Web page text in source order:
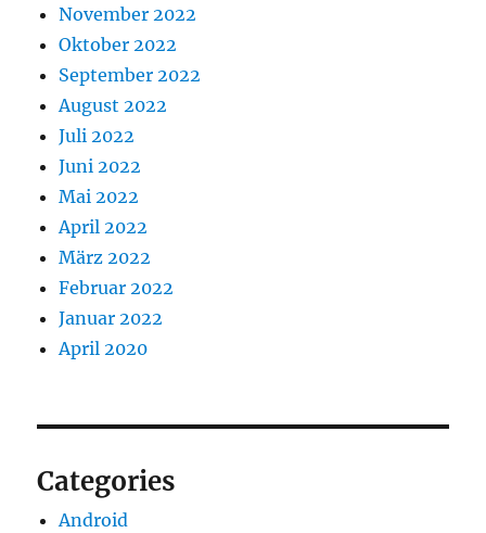
November 2022
Oktober 2022
September 2022
August 2022
Juli 2022
Juni 2022
Mai 2022
April 2022
März 2022
Februar 2022
Januar 2022
April 2020
Categories
Android